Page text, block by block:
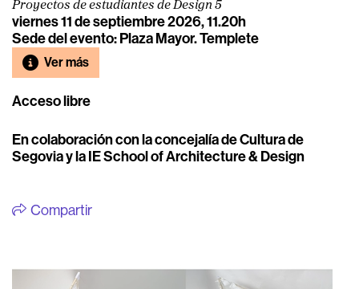
Proyectos de estudiantes de Design 5
viernes 11 de septiembre 2026, 11.20h
Sede del evento: Plaza Mayor. Templete
Ver más
Acceso libre
En colaboración con la concejalía de Cultura de
Segovia y la IE School of Architecture & Design
Compartir